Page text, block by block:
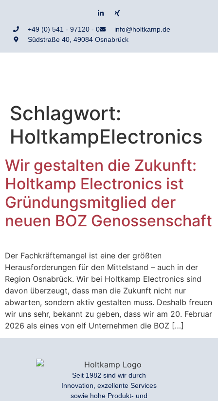
+49 (0) 541 - 97120 - 0
info@holtkamp.de
Südstraße 40, 49084 Osnabrück
Schlagwort:
HoltkampElectronics
Wir gestalten die Zukunft:
Holtkamp Electronics ist
Gründungsmitglied der
neuen BOZ Genossenschaft
Der Fachkräftemangel ist eine der größten
Herausforderungen für den Mittelstand – auch in der
Region Osnabrück. Wir bei Holtkamp Electronics sind
davon überzeugt, dass man die Zukunft nicht nur
abwarten, sondern aktiv gestalten muss. Deshalb freuen
wir uns sehr, bekannt zu geben, dass wir am 20. Februar
2026 als eines von elf Unternehmen die BOZ […]
Seit 1982 sind wir durch
Innovation, exzellente Services
sowie hohe Produkt- und